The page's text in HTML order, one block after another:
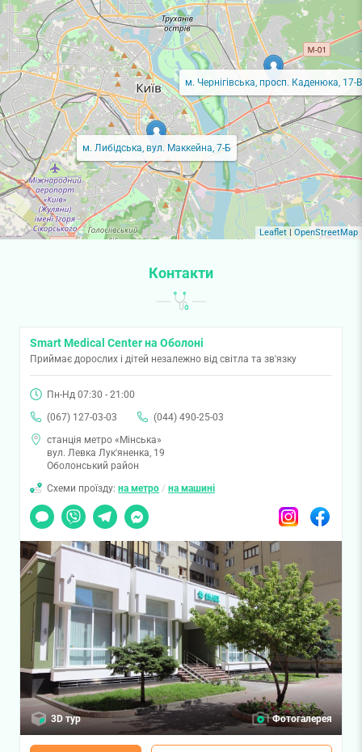
м. Либідська, вул. Маккейна, 7-Б
м. Чернігівська, просп. Каденюка, 17-В
Leaflet| OpenStreetMap
Контакти
Smart Medical Center на Оболоні
Приймає дорослих і дітей незалежно від світла та зв'язку
Пн-Нд 07:30 - 21:00
(067) 127-03-03
(044) 490-25-03
станція метро «Мінська»
вул. Левка Лук'яненка, 19
Оболонський район
Схеми проїзду: на метро / на машині
Чат
Viber TelegramMessenger InstagramFacebook
3D тур Фотогалерея